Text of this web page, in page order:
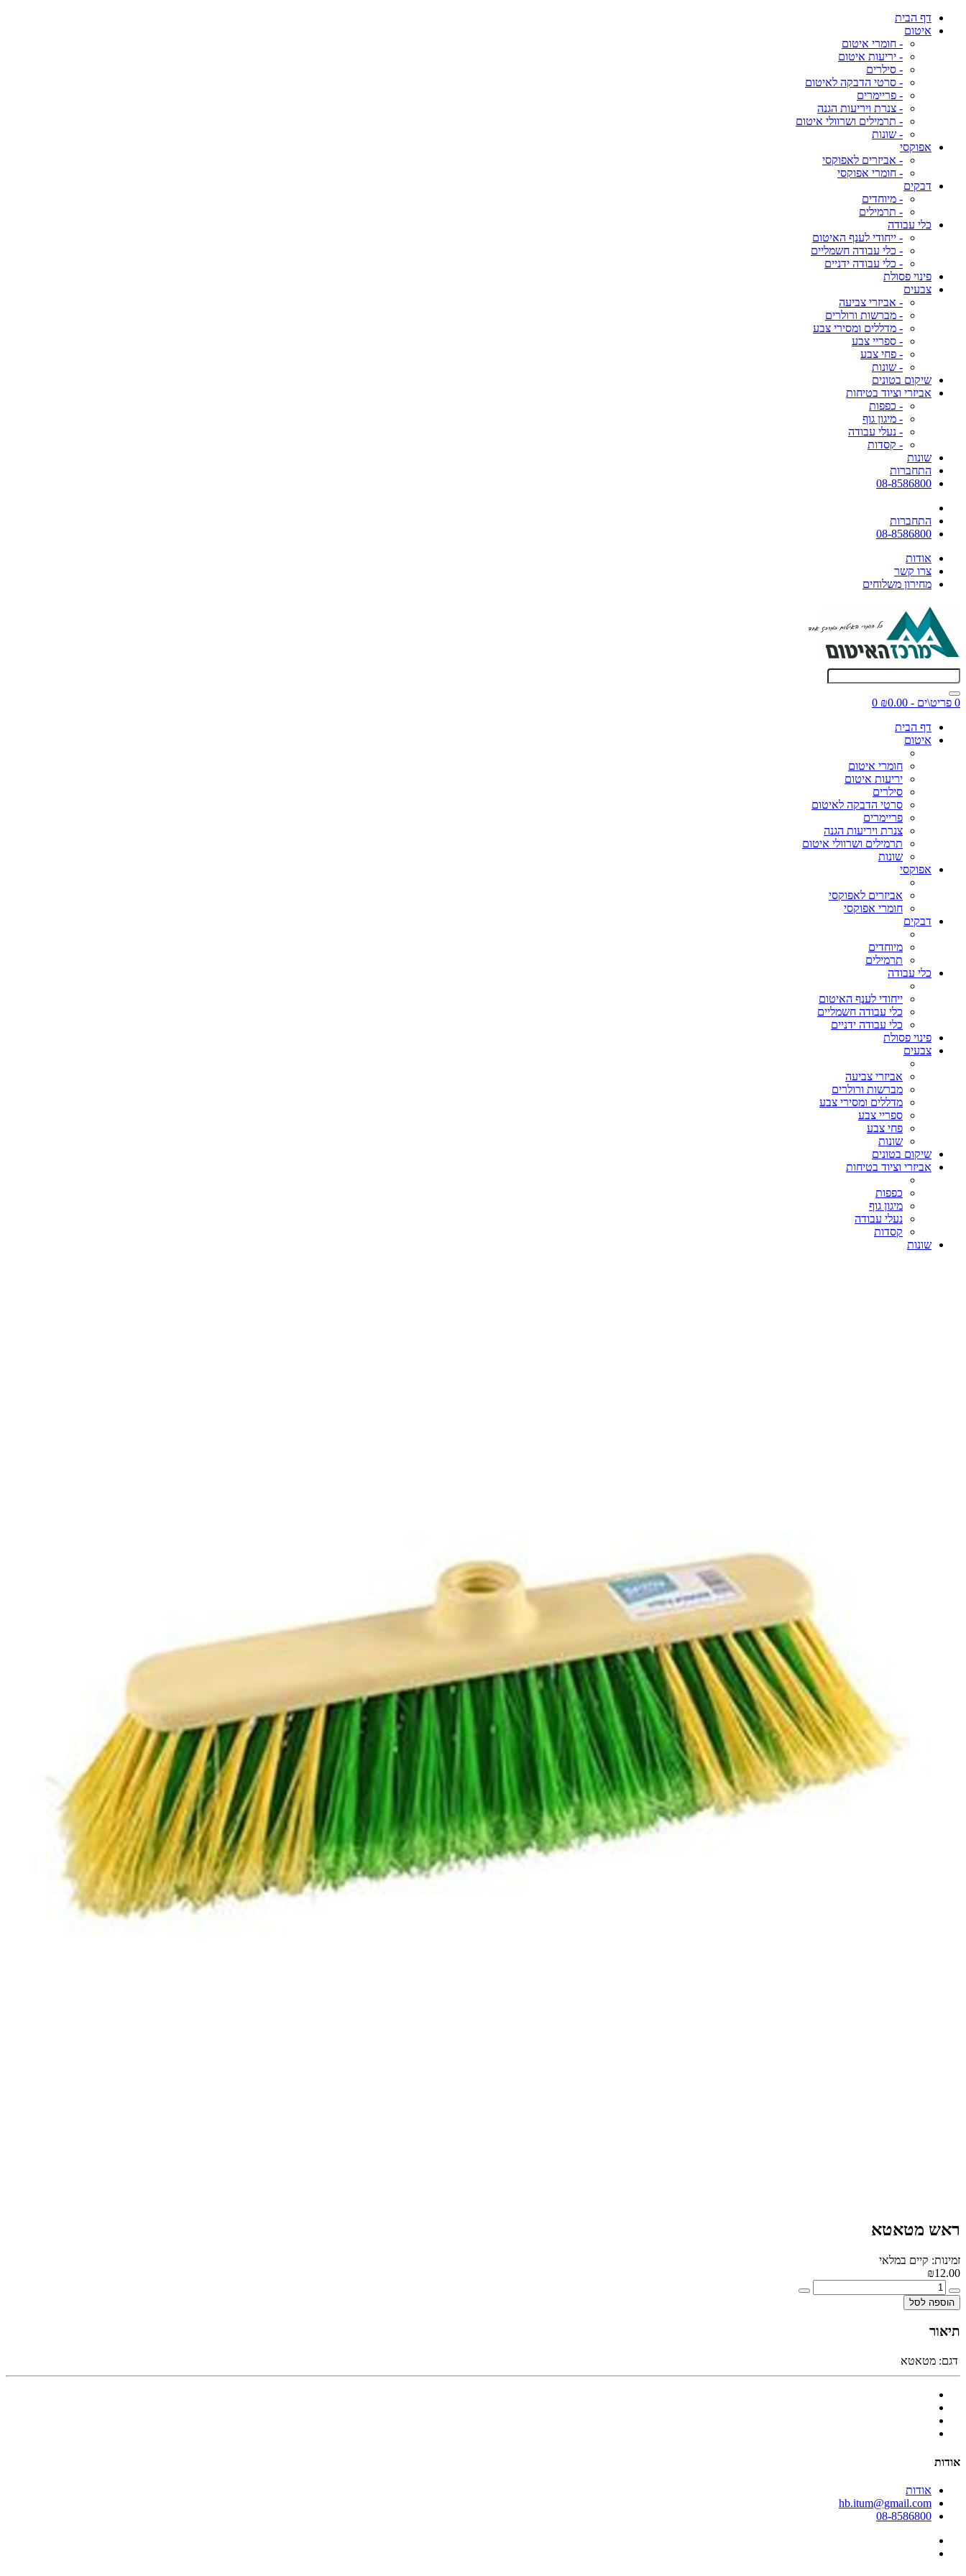
דף הבית
איטום
- חומרי איטום
- יריעות איטום
- סילרים
- סרטי הדבקה לאיטום
- פריימרים
- צנרת ויריעות הגנה
- תרמילים ושרוולי איטום
- שונות
אפוקסי
- אביזרים לאפוקסי
- חומרי אפוקסי
דבקים
- מיוחדים
- תרמילים
כלי עבודה
- ייחודי לענף האיטום
- כלי עבודה חשמליים
- כלי עבודה ידניים
פינוי פסולת
צבעים
- אביזרי צביעה
- מברשות ורולרים
- מדללים ומסירי צבע
- ספריי צבע
- פחי צבע
- שונות
שיקום בטונים
אביזרי וציוד בטיחות
- כפפות
- מיגון גוף
- נעלי עבודה
- קסדות
שונות
התחברות
08-8586800
התחברות
08-8586800
אודות
צרו קשר
מחירון משלוחים
0 פריט\ים - ₪0.00
0
דף הבית
איטום
חומרי איטום
יריעות איטום
סילרים
סרטי הדבקה לאיטום
פריימרים
צנרת ויריעות הגנה
תרמילים ושרוולי איטום
שונות
אפוקסי
אביזרים לאפוקסי
חומרי אפוקסי
דבקים
מיוחדים
תרמילים
כלי עבודה
ייחודי לענף האיטום
כלי עבודה חשמליים
כלי עבודה ידניים
פינוי פסולת
צבעים
אביזרי צביעה
מברשות ורולרים
מדללים ומסירי צבע
ספריי צבע
פחי צבע
שונות
שיקום בטונים
אביזרי וציוד בטיחות
כפפות
מיגון גוף
נעלי עבודה
קסדות
שונות
ראש מטאטא
זמינות: קיים במלאי
₪12.00
הוספה לסל
תיאור
דגם: מטאטא
אודות
אודות
hb.itum@gmail.com
08-8586800